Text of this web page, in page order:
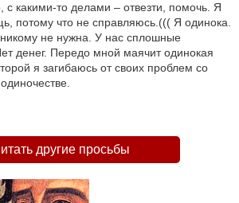
с какими-то делами – отвезти, помочь. Я
потому что не справляюсь.((( Я одинока.
не нужна. У нас сплошные
денег. Передо мной маячит одинокая
я загибаюсь от своих проблем со
другие просьбы